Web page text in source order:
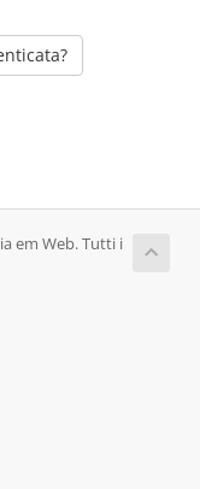
em Web. Tutti i